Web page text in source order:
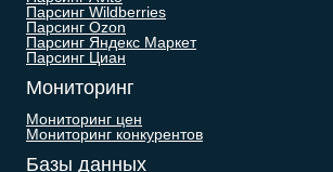
Парсинг Wildberries
Парсинг Ozon
Парсинг Яндекс Маркет
Парсинг Циан
Мониторинг
Мониторинг цен
Мониторинг конкурентов
Базы данных